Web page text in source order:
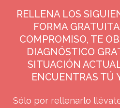
RELLENA LOS
FORMA
COMPROMISO, TE
DIAGNÓSTICO
SITUACIÓN
ENCUENTRAS TÚ
Sólo por rellenarlo